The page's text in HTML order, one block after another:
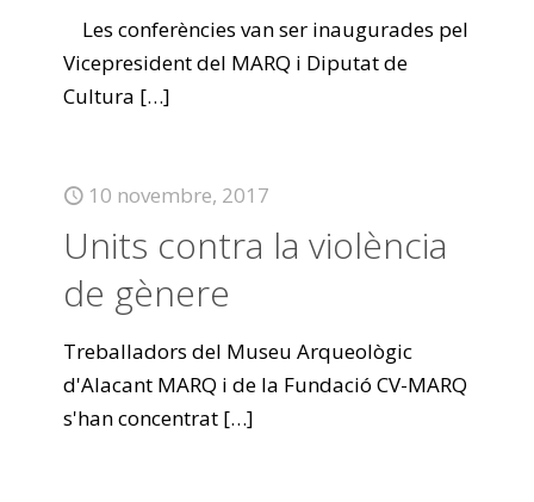
Les conferències van ser inaugurades pel
Vicepresident del MARQ i Diputat de
Cultura […]
10 novembre, 2017
Units contra la violència
de gènere
Treballadors del Museu Arqueològic
d'Alacant MARQ i de la Fundació CV-MARQ
s'han concentrat […]